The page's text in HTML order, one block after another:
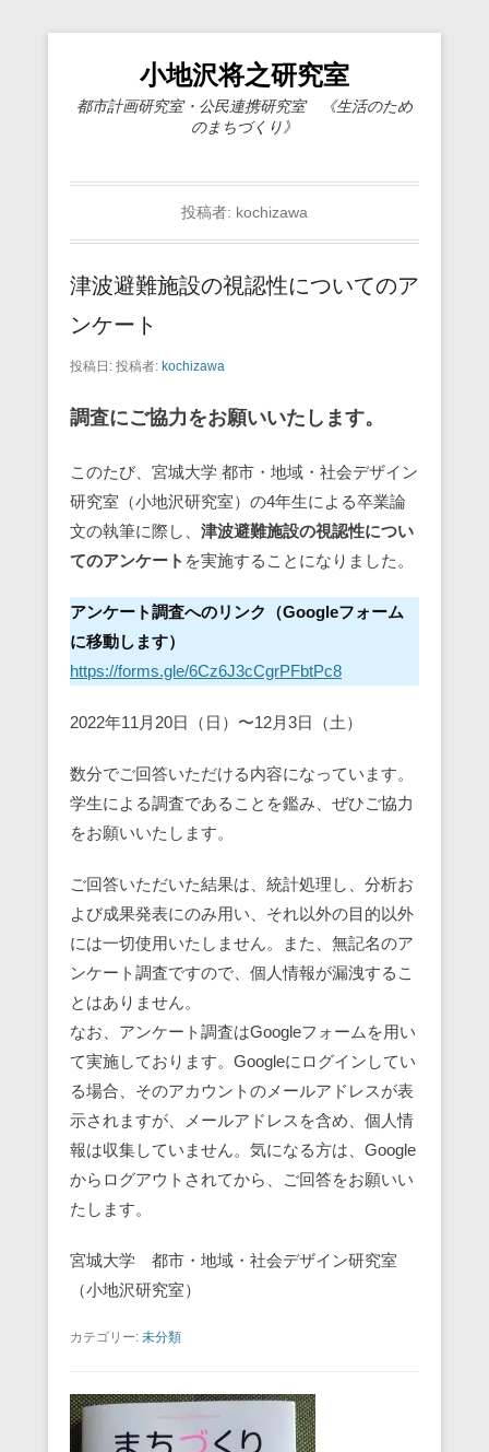
小地沢将之研究室
都市計画研究室・公民連携研究室 《生活のため
のまちづくり》
投稿者: kochizawa
津波避難施設の視認性についてのア
ンケート
投稿日: 投稿者: kochizawa
調査にご協力をお願いいたします。
このたび、宮城大学 都市・地域・社会デザイン
研究室（小地沢研究室）の4年生による卒業論
文の執筆に際し、 津波避難施設の視認性につい
てのアンケート を実施することになりました。
アンケート調査へのリンク（Googleフォーム
に移動します）
https://forms.gle/6Cz6J3cCgrPFbtPc8
2022年11月20日（日）〜12月3日（土）
数分でご回答いただける内容になっています。
学生による調査であることを鑑み、ぜひご協力
をお願いいたします。
ご回答いただいた結果は、統計処理し、分析お
よび成果発表にのみ用い、それ以外の目的以外
には一切使用いたしません。また、無記名のア
ンケート調査ですので、個人情報が漏洩するこ
とはありません。
なお、アンケート調査はGoogleフォームを用い
て実施しております。Googleにログインしてい
る場合、そのアカウントのメールアドレスが表
示されますが、メールアドレスを含め、個人情
報は収集していません。気になる方は、Google
からログアウトされてから、ご回答をお願いい
たします。
宮城大学 都市・地域・社会デザイン研究室
（小地沢研究室）
カテゴリー: 未分類